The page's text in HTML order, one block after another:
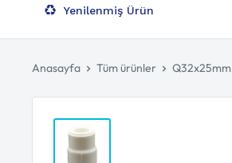
Yenilenmiş Ürün
Anasayfa Tüm ürünler